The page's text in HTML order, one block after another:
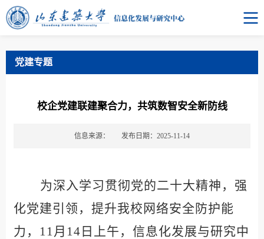
党建专题
校企党建联建聚合力，共筑数智安全新防线
信息来源： 发布日期：2025-11-14
为深入学习贯彻党的二十大精神，强
化党建引领，提升我校网络安全防护能
力， 11月14日上午，信息化发展与研究中